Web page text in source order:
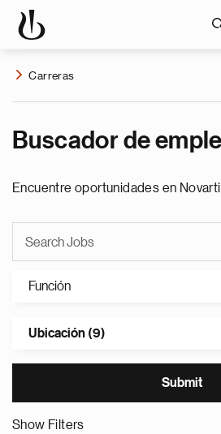
Carreras
Buscador de
Encuentre oportunidades en
Función
Ubicación (9)
Show Filters